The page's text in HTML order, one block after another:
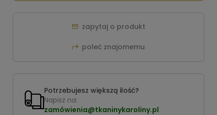
zapytaj o produkt
poleć znajomemu
Potrzebujesz większą ilość?
Napisz na:
zamówienia@tkaninykaroliny.pl